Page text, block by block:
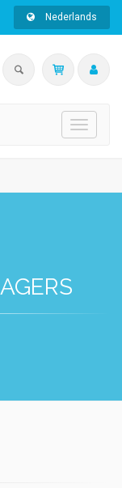
Nederlands
Toggle